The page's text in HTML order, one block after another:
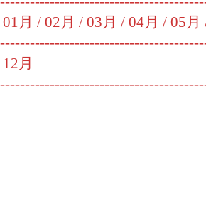
01月 / 02月 / 03月 / 04月 / 05月
12月